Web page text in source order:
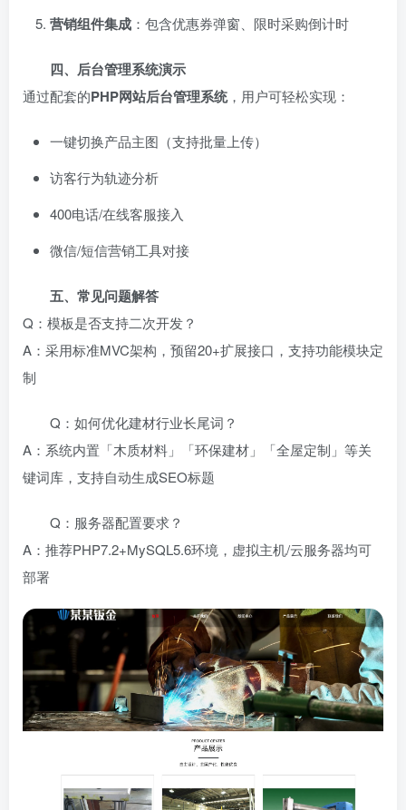
营销组件集成 ：包含优惠券弹窗、限时采购倒计时
四、后台管理系统演示
通过配套的PHP网站后台管理系统，用户可轻松实现：
一键切换产品主图（支持批量上传）
访客行为轨迹分析
400电话/在线客服接入
微信/短信营销工具对接
五、常见问题解答
Q：模板是否支持二次开发？
A：采用标准MVC架构，预留20+扩展接口，支持功能模块定
制
Q：如何优化建材行业长尾词？
A：系统内置「木质材料」「环保建材」「全屋定制」等关
键词库，支持自动生成SEO标题
Q：服务器配置要求？
A：推荐PHP7.2+MySQL5.6环境，虚拟主机/云服务器均可
部署